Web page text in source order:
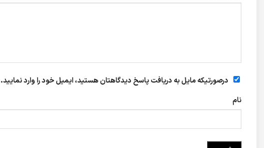
درصورتیکه مایل به دریافت پاسخ دیدگاهتان هستید، ایمیل خود را وارد نمایید.
نام